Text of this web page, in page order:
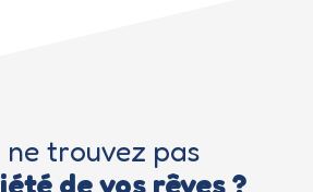
ne trouvez pas
de vos rêves ?